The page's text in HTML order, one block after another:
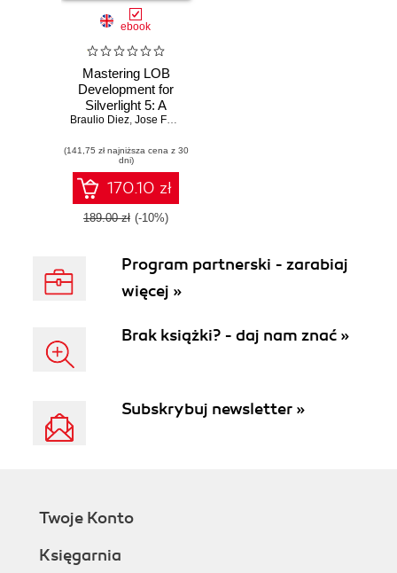
ebook
Mastering LOB
Development for
Silverlight 5: A
Case Study in
full LOB Silverlight
5 application from
scratch with the
help of expert
advice and an
this book and
Braulio Diez, Jose Fernando Almoguera
(141,75 zł najniższa cena z 30
dni)
170.10 zł
189.00 zł (-10%)
Program partnerski - zarabiaj
więcej »
Brak książki? - daj nam znać »
Subskrybuj newsletter »
Twoje Konto
Księgarnia